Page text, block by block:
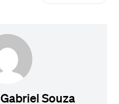
Gabriel Souza